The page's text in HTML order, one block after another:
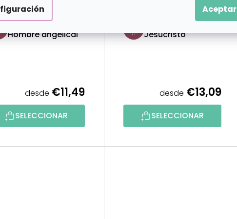
Aceptar
GRATIS
Puntillismo
Hombre angelical
desde €11,49
SELECCIONAR
Jesucristo
desde €13,09
SELECCIONAR